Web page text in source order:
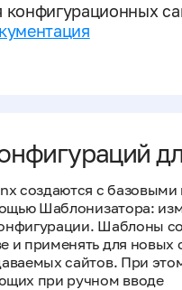
создаются с
Шаблонизатора:
Шаблоны
и применять для
сайтов. При
при ручном вводе